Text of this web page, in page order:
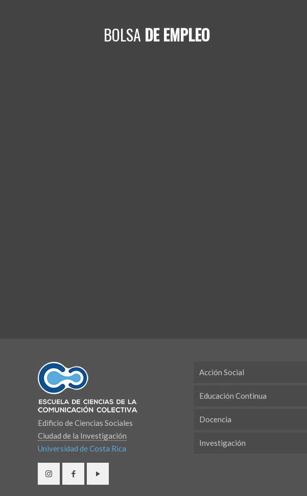
BOLSA DE EMPLEO
Edificio de Ciencias Sociales
Ciudad de la Investigación
Universidad de Costa Rica
Acción Social
Educación Continua
Docencia
Investigación